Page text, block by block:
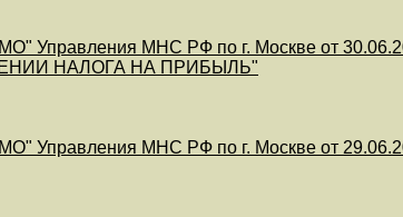
Управления МНС РФ по г. Москве от
НАЛОГА НА ПРИБЫЛЬ"
Управления МНС РФ по г. Москве от